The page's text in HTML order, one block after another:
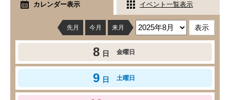
カレンダー表示 イベント一覧表示
先月 今月 来月
8 日 金曜日
9 日 土曜日